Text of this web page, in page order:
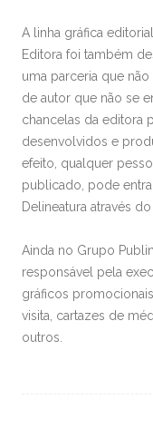
A linha gráfica
Editora foi também
uma parceria que
de autor que não se
chancelas da editora
desenvolvidos e
efeito, qualquer
publicado, pode
Delineatura através
Ainda no Grupo
responsável pela
gráficos
visita, cartazes de
outros.